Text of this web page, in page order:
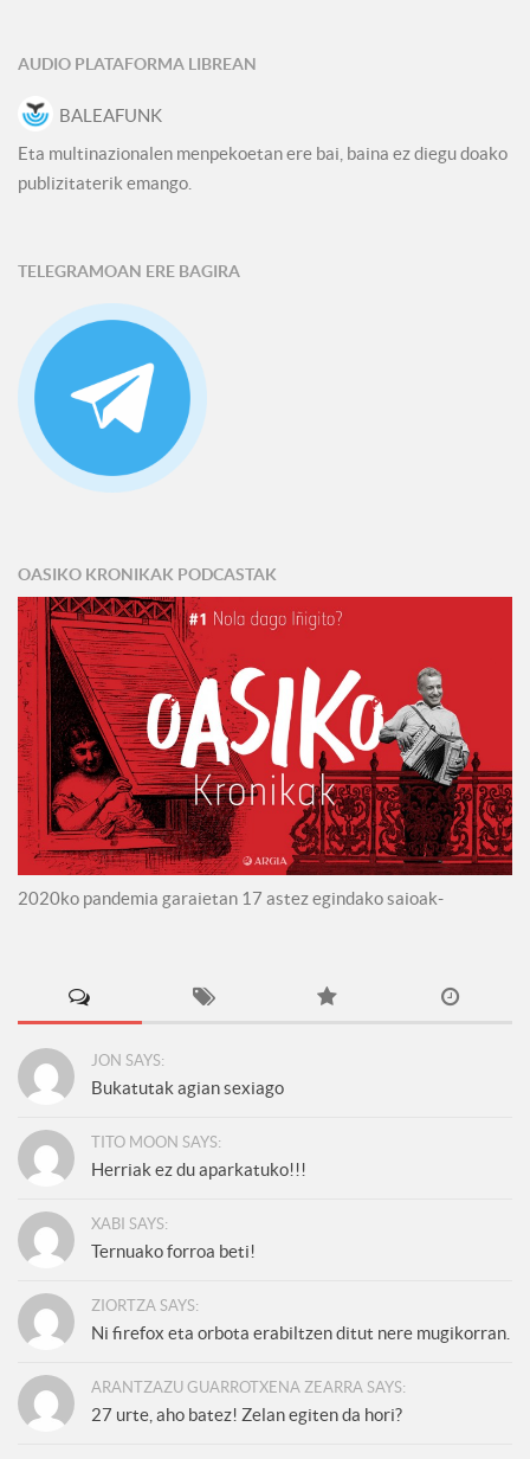
AUDIO PLATAFORMA LIBREAN
BALEAFUNK
Eta multinazionalen menpekoetan ere bai, baina ez diegu doako
publizitaterik emango.
TELEGRAMOAN ERE BAGIRA
OASIKO KRONIKAK PODCASTAK
2020ko pandemia garaietan 17 astez egindako saioak-
JON SAYS:
Bukatutak agian sexiago
TITO MOON SAYS:
Herriak ez du aparkatuko!!!
XABI SAYS:
Ternuako forroa beti!
ZIORTZA SAYS:
Ni firefox eta orbota erabiltzen ditut nere mugikorran.
ARANTZAZU GUARROTXENA ZEARRA SAYS:
27 urte, aho batez! Zelan egiten da hori?